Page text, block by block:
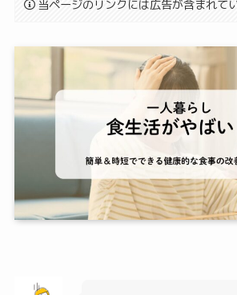
当ページのリンクには広告が含まれてい